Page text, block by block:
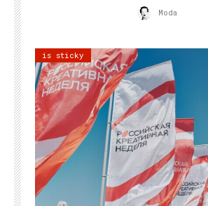
Moda
is sticky